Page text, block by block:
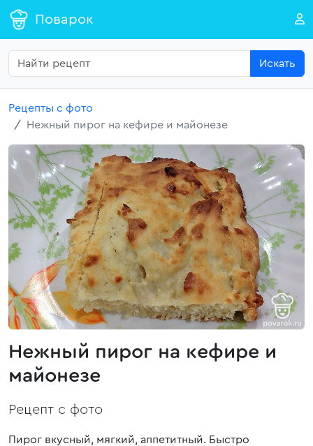
Поварок
Искать
Рецепты с фото
Нежный пирог на кефире и майонезе
Нежный пирог на кефире и
майонезе
Рецепт с фото
Пирог вкусный, мягкий, аппетитный. Быстро